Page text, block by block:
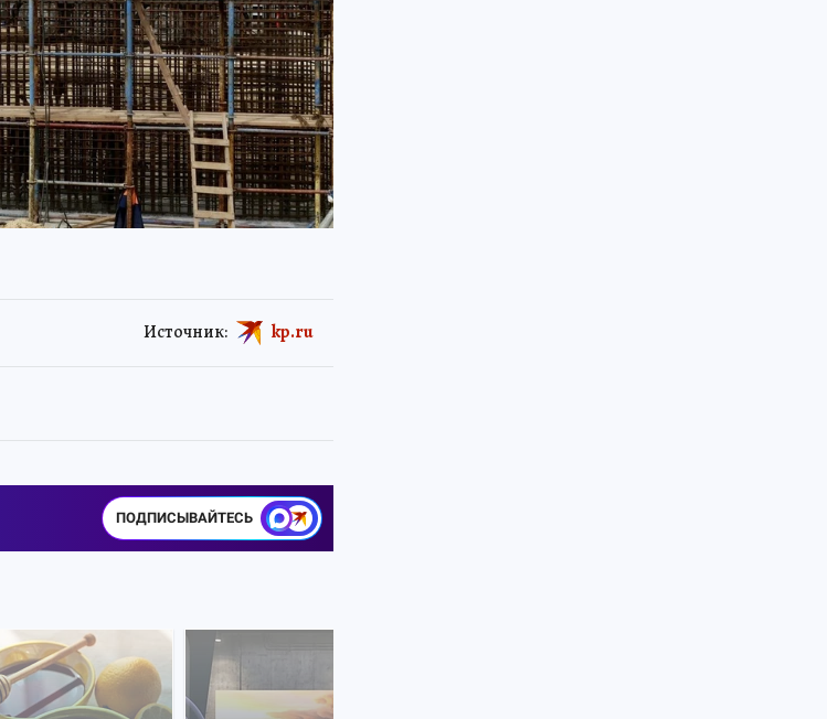
Источник: kp.ru
ПОДПИСЫВАЙТЕСЬ